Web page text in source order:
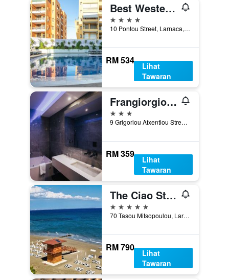
Best Western Plus Larco Hotel
4 bintang
10 Pontou Street, Larnaca, Cyprus
RM 534
Lihat
Tawaran
Frangiorgio Hotel
3 bintang
9 Grigoriou Afxentiou Street, Larnaca, Cyprus
RM 359
Lihat
Tawaran
The Ciao Stelio Deluxe Hotel
5 bintang
70 Tasou Mitsopoulou, Larnaca, Cyprus
RM 790
Lihat
Tawaran